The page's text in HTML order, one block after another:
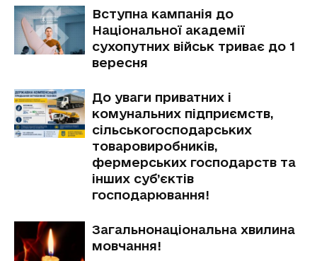
Вступна кампанія до
Національної академії
сухопутних військ триває до 1
вересня
До уваги приватних і
комунальних підприємств,
сільськогосподарських
товаровиробників,
фермерських господарств та
інших суб’єктів
господарювання!
Загальнонаціональна хвилина
мовчання!